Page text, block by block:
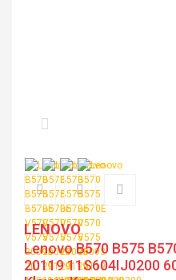
LENOVO
Lenovo B570 B575
20119 11S604IJ0200